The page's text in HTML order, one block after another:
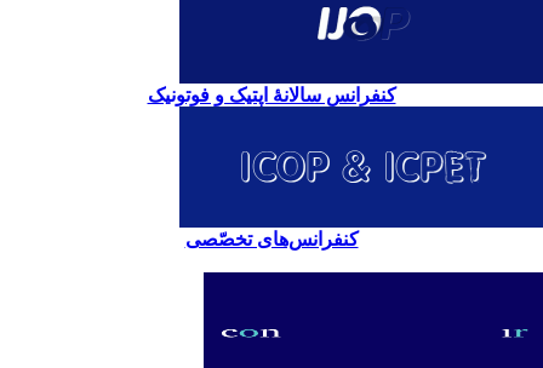
کنفرانس سالانۀ اپتیک و فوتونیک
کنفرانس‌های تخصّصی